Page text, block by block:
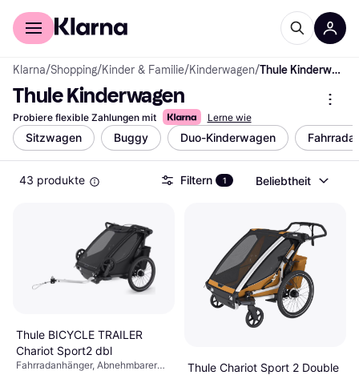
Für Shopper
Klarna/Shopping/Kinder & Familie/Kinderwagen/ Thule Kinderwagen
Thule Kinderwagen
Probiere flexible Zahlungen mit Lerne wie
Sitzwagen Buggy Duo-Kinderwagen
43 produkte Filtern 1 Beliebtheit
Thule BICYCLE TRAILER
Chariot Sport2 dbl
Fahrradanhänger, Abnehmbarer
Thule Chariot Sport 2 Double